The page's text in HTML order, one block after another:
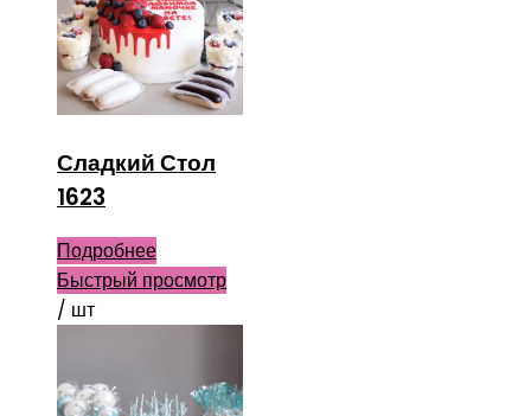
Сладкий Стол
1623
Подробнее
Быстрый просмотр
/ шт